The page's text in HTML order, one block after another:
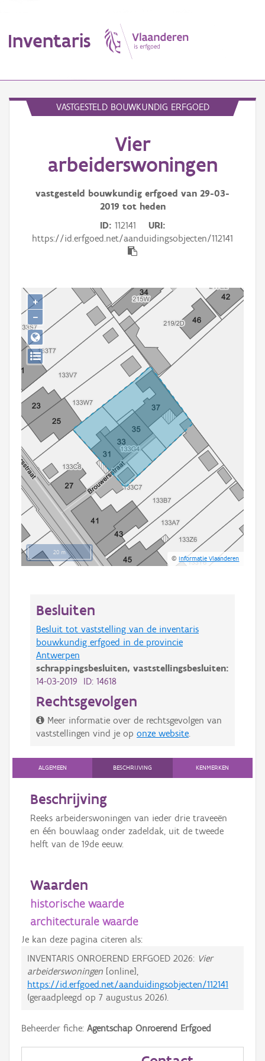
Inventaris
Aanduidingsobject
Waarneming
Gebeurtenis
Downloads
Hergebruik
Aanmelden
VASTGESTELD BOUWKUNDIG ERFGOED
Vier
arbeiderswoningen
vastgesteld bouwkundig erfgoed van 29-03-
2019 tot heden
ID 112141
URI
https://id.erfgoed.net/aanduidingsobjecten/112141
20 m
©Informatie Vlaanderen
+
−
Besluiten
Besluit tot vaststelling van de inventaris
bouwkundig erfgoed in de provincie
Antwerpen
schrappingsbesluiten, vaststellingsbesluiten:
14-03-2019 ID: 14618
Rechtsgevolgen
Meer informatie over de rechtsgevolgen van
vaststellingen vind je op onze website
ALGEMEEN BESCHRIJVING KENMERKEN
Beschrijving
Reeks arbeiderswoningen van ieder drie traveeën
en één bouwlaag onder zadeldak, uit de tweede
helft van de 19de eeuw.
Waarden
historische waarde
architecturale waarde
Je kan deze pagina citeren als:
INVENTARIS ONROEREND ERFGOED 2026: Vier
arbeiderswoningen [online],
https://id.erfgoed.net/aanduidingsobjecten/112141
(geraadpleegd op 7 augustus 2026).
Beheerder fiche: Agentschap Onroerend Erfgoed